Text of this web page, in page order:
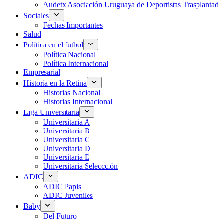
Audetx Asociación Uruguaya de Deportistas
Sociales
Fechas Importantes
Salud
Política en el futbol
Política Nacional
Política Internacional
Empresarial
Historia en la Retina
Historias Nacional
Historias Internacional
Liga Universitaria
Universitaria A
Universitaria B
Universitaria C
Universitaria D
Universitaria E
Universitaria Seleccción
ADIC
ADIC Papis
ADIC Juveniles
Baby
Del Futuro